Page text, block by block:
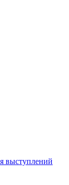
выступлений